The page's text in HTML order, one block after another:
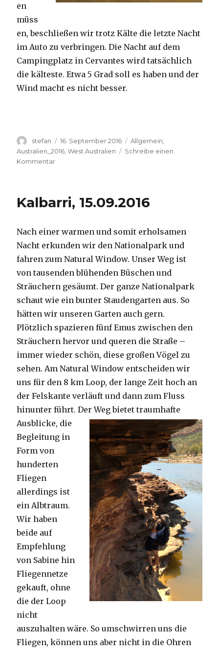
en
müss
en, beschließen wir trotz Kälte die letzte Nacht
im Auto zu verbringen. Die Nacht auf dem
Campingplatz in Cervantes wird tatsächlich
die kälteste. Etwa 5 Grad soll es haben und der
Wind macht es nicht besser.
Autor
stefan
Veröffentlicht
am
16. September 2016 Kategorien
Allgemein
Australien_2016 ,West Australien
Schreibe einen
Kommentarzu
Kalbarri, 15.09.2016
Nach einer warmen und somit erholsamen
Nacht erkunden wir den Nationalpark und
fahren zum Natural Window. Unser Weg ist
von tausenden blühenden Büschen und
Sträuchern gesäumt. Der ganze Nationalpark
schaut wie ein bunter Staudengarten aus. So
hätten wir unseren Garten auch gern.
Plötzlich spazieren fünf Emus zwischen den
Sträuchern hervor und queren die Straße –
immer wieder schön, diese großen Vögel zu
sehen. Am Natural Window entscheiden wir
uns für den 8 km Loop, der lange Zeit hoch an
der Felskante verläuft und dann zum Fluss
hinunter führt. Der Weg bietet traumhafte
Ausblicke, die
Begleitung in
Form von
hunderten
Fliegen
allerdings ist
ein Albtraum.
Wir haben
beide auf
Empfehlung
von Sabine hin
Fliegennetze
gekauft, ohne
die der Loop
nicht
auszuhalten wäre. So umschwirren uns die
Fliegen, können uns aber nicht in die Ohren